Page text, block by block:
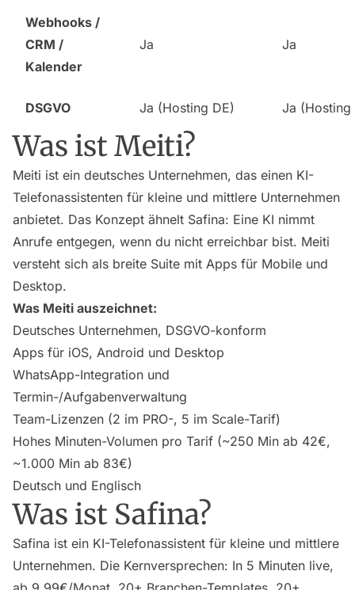
Webhooks /
CRM /
Kalender
Ja Ja
DSGVO Ja (Hosting DE) Ja (Hosting
Was ist Meiti?
Meiti ist ein deutsches Unternehmen, das einen KI-
Telefonassistenten für kleine und mittlere Unternehmen
anbietet. Das Konzept ähnelt Safina: Eine KI nimmt
Anrufe entgegen, wenn du nicht erreichbar bist. Meiti
versteht sich als breite Suite mit Apps für Mobile und
Desktop.
Was Meiti auszeichnet:
Deutsches Unternehmen, DSGVO-konform
Apps für iOS, Android und Desktop
WhatsApp-Integration und
Termin-/Aufgabenverwaltung
Team-Lizenzen (2 im PRO-, 5 im Scale-Tarif)
Hohes Minuten-Volumen pro Tarif (~250 Min ab 42€,
~1.000 Min ab 83€)
Deutsch und Englisch
Was ist Safina?
Safina ist ein KI-Telefonassistent für kleine und mittlere
Unternehmen. Die Kernversprechen: In 5 Minuten live,